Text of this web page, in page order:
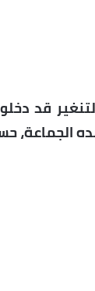
قد
الجماعة،